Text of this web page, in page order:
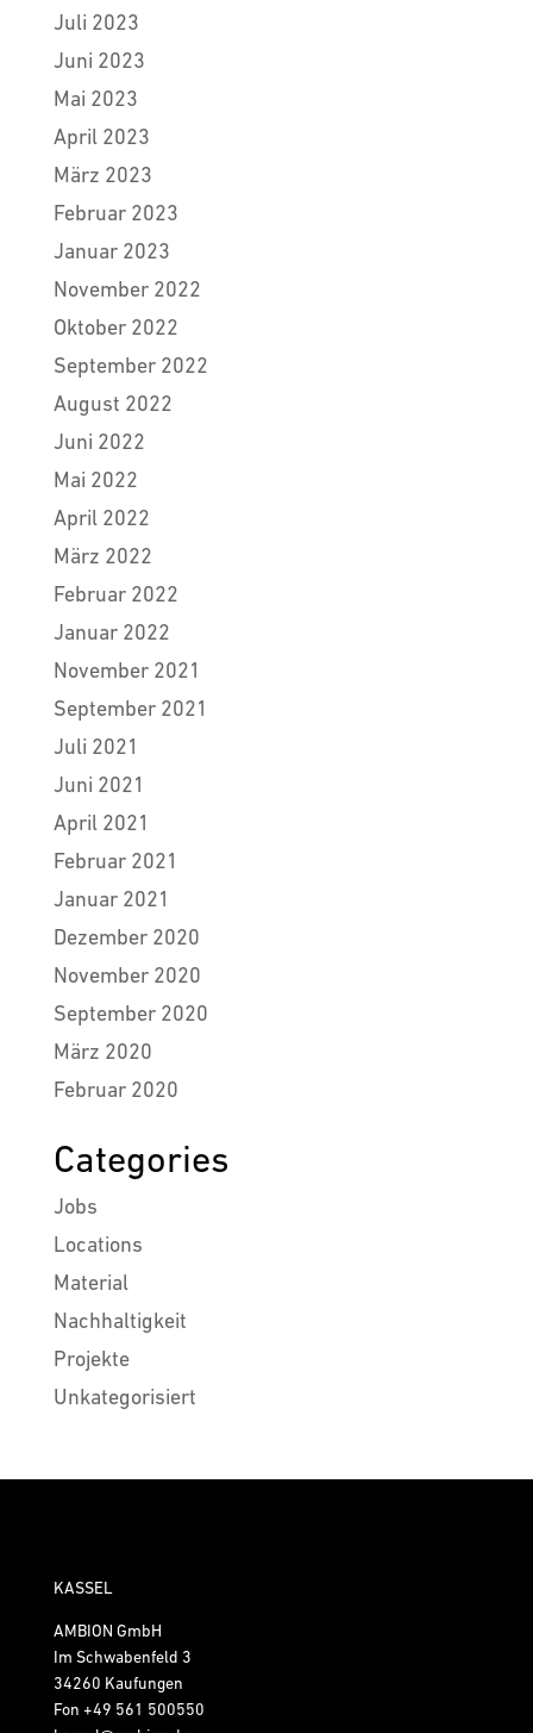
Juli 2023
Juni 2023
Mai 2023
April 2023
März 2023
Februar 2023
Januar 2023
November 2022
Oktober 2022
September 2022
August 2022
Juni 2022
Mai 2022
April 2022
März 2022
Februar 2022
Januar 2022
November 2021
September 2021
Juli 2021
Juni 2021
April 2021
Februar 2021
Januar 2021
Dezember 2020
November 2020
September 2020
März 2020
Februar 2020
Categories
Jobs
Locations
Material
Nachhaltigkeit
Projekte
Unkategorisiert
KASSEL
AMBION GmbH
Im Schwabenfeld 3
34260 Kaufungen
Fon +49 561 500550